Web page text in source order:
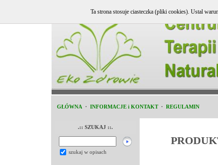
GŁÓWNA · INFORMACJE i KONTAKT · REGULAMIN
.:: SZUKAJ ::.
szukaj w opisach
Ta strona stosuje ciasteczka (pliki cookies). Ustal